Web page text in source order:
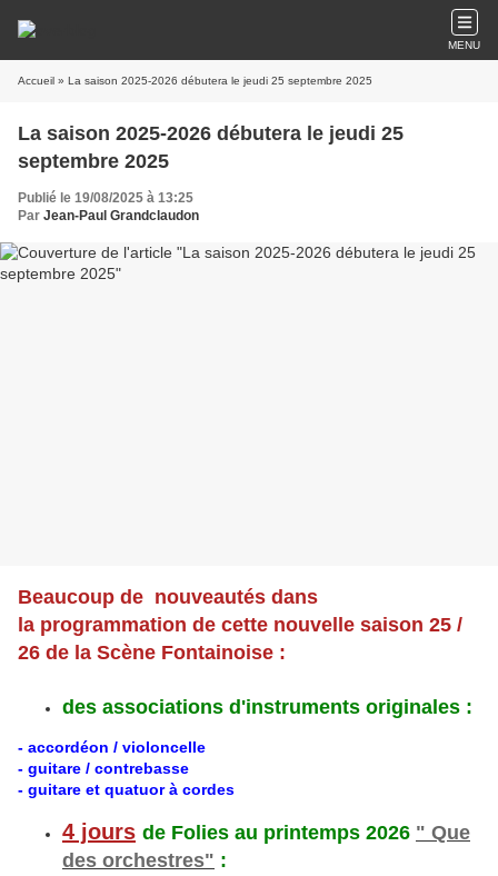
MENU
Accueil » La saison 2025-2026 débutera le jeudi 25 septembre 2025
La saison 2025-2026 débutera le jeudi 25
septembre 2025
Publié le 19/08/2025 à 13:25
Par Jean-Paul Grandclaudon
Beaucoup de nouveautés dans
la programmation de cette nouvelle saison 25 /
26 de la Scène Fontainoise :
des associations d'instruments originales :
- accordéon / violoncelle
- guitare / contrebasse
- guitare et quatuor à cordes
4 jours de Folies au printemps 2026 " Que
des orchestres" :